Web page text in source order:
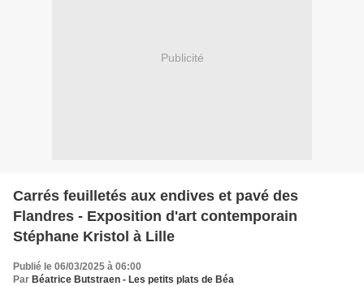
Publicité
Carrés feuilletés aux endives et pavé des
Flandres - Exposition d'art contemporain
Stéphane Kristol à Lille
Publié le 06/03/2025 à 06:00
Par Béatrice Butstraen - Les petits plats de Béa